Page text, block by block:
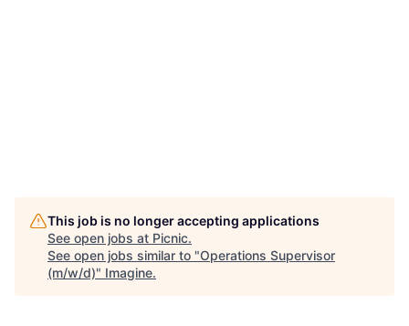
This job is no longer accepting applications
See open jobs at Picnic.
See open jobs similar to "Operations Supervisor
(m/w/d)" Imagine.